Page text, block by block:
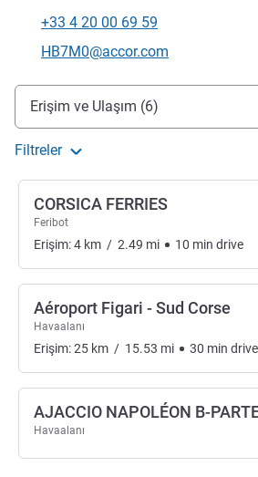
Telefon
+33 4 20 00 69 59
İletişim için e-posta
HB7M0@accor.com
Erişim ve ulaşım
Erişim ve Ulaşım (6)
Filtreler
CORSICA FERRIES
Feribot
Erişim:4 km / 2.49 mi 10 min drive
Aéroport Figari - Sud Corse
Havaalanı
Erişim:25 km / 15.53 mi 30 min drive
AJACCIO NAPOLÉON B-
Havaalanı